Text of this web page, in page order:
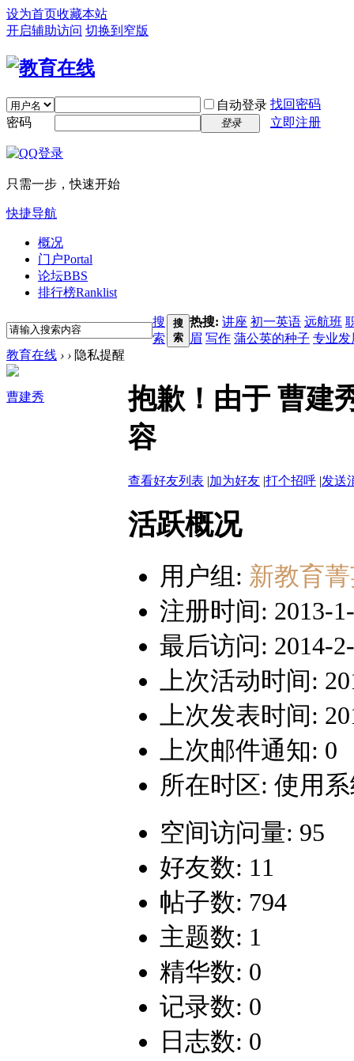
设为首页收藏本站
开启辅助访问 切换到窄版
自动登录 找回密码
密码
登录 立即注册
只需一步，快速开始
快捷导航
概况
门户Portal
论坛BBS
排行榜Ranklist
搜
索
搜
索
热搜: 讲座 初一英语 远航班
眉 写作 蒲公英的种子 专业发
教育在线 › › 隐私提醒
曹建秀
抱歉！由于 曹建
容
查看好友列表 |加为好友 |打个招呼 |发送
活跃概况
用户组: 新教育
注册时间: 2013-
最后访问: 2014-
上次活动时间:
上次发表时间:
上次邮件通知: 0
所在时区: 使用
空间访问量: 95
好友数: 11
帖子数: 794
主题数: 1
精华数: 0
记录数: 0
日志数: 0